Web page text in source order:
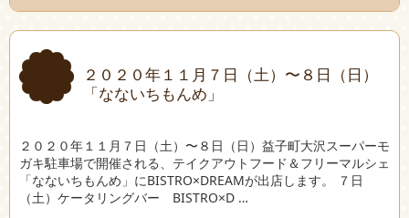
２０２０年１１月７日（土）〜８日（日）
「なないちもんめ」
２０２０年１１月７日（土）〜８日（日）益子町大沢スーパーモ
ガキ駐車場で開催される、テイクアウトフード＆フリーマルシェ
「なないちもんめ」にBISTRO×DREAMが出店します。 ７日
（土）ケータリングバー BISTRO×D …